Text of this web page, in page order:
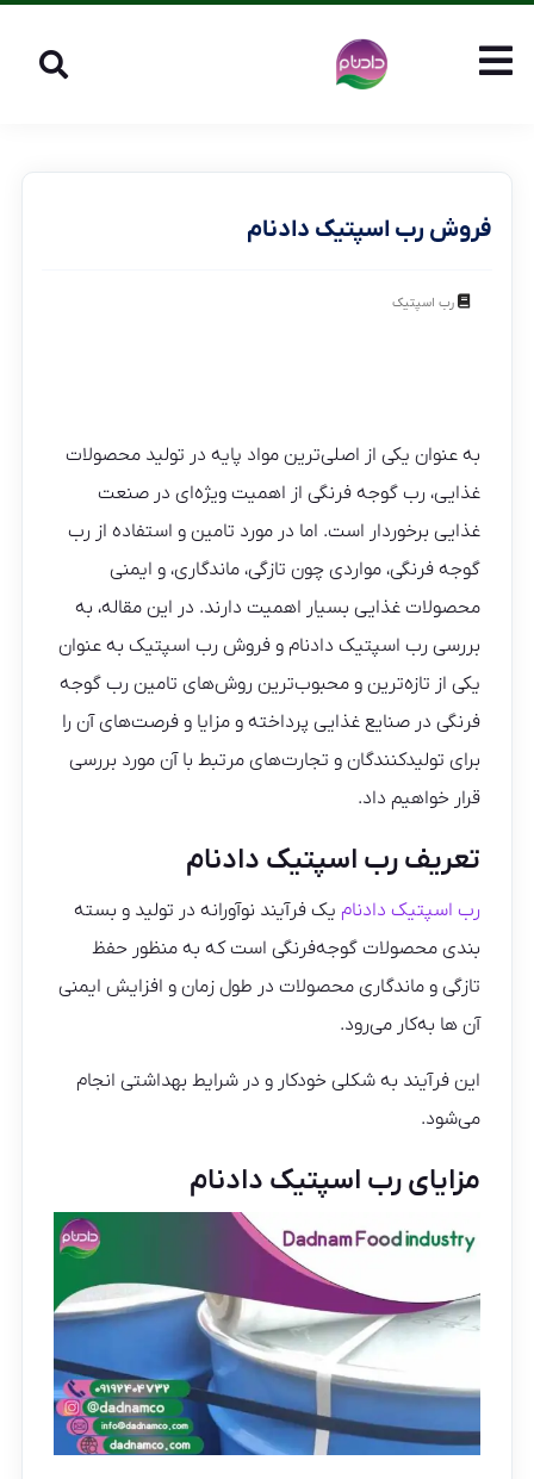
فروش رب اسپتیک دادنام
رب اسپتیک
به عنوان یکی از اصلی‌ترین مواد پایه در تولید محصولات
غذایی، رب گوجه فرنگی از اهمیت ویژه‌ای در صنعت
غذایی برخوردار است. اما در مورد تامین و استفاده از رب
گوجه فرنگی، مواردی چون تازگی، ماندگاری، و ایمنی
محصولات غذایی بسیار اهمیت دارند. در این مقاله، به
بررسی رب اسپتیک دادنام و فروش رب اسپتیک به عنوان
یکی از تازه‌ترین و محبوب‌ترین روش‌های تامین رب گوجه
فرنگی در صنایع غذایی پرداخته و مزایا و فرصت‌های آن را
برای تولیدکنندگان و تجارت‌های مرتبط با آن مورد بررسی
قرار خواهیم داد.
تعریف رب اسپتیک دادنام
رب اسپتیک دادنام یک فرآیند نوآورانه در تولید و بسته
بندی محصولات گوجه‌فرنگی است که به منظور حفظ
تازگی و ماندگاری محصولات در طول زمان و افزایش ایمنی
آن ها به‌کار می‌رود.
این فرآیند به شکلی خودکار و در شرایط بهداشتی انجام
می‌شود.
مزایای رب اسپتیک دادنام